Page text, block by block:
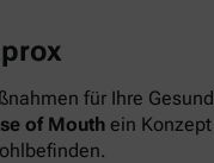
für Ihre
of Mouth ein